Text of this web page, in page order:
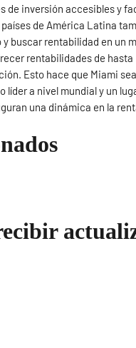
de inversión accesibles y
de América Latina
buscar rentabilidad en un
rentabilidades de
Esto hace que Miami
líder a nivel mundial y un
una dinámica en la